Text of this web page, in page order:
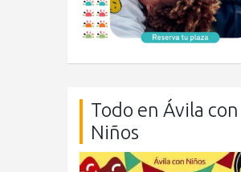
Todo en Ávila con
Niños